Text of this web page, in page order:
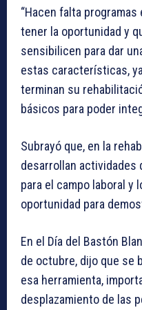
“Hacen falta
tener la oportunidad y
sensibilicen para dar
estas características,
terminan su
básicos para poder
Subrayó que, en la
desarrollan actividades
para el campo laboral y
oportunidad para
En el Día del Bastón
de octubre, dijo que se
esa herramienta,
desplazamiento de las